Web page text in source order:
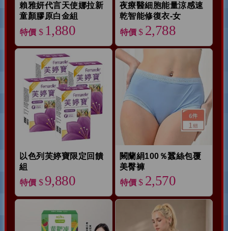
賴雅妍代言天使娜拉新
童顏膠原白金組
特價 $ 1,880
夜療醫細胞能量涼感速
乾智能修復衣-女
特價 $ 2,788
以色列芙婷寶限定回饋
組
特價 $ 9,880
闕蘭絹100％蠶絲包覆
美臀褲
特價 $ 2,570